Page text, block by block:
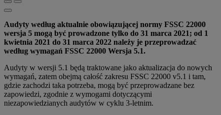
Audyty według aktualnie obowiązującej normy FSSC 22000
wersja 5 mogą być prowadzone tylko do 31 marca 2021; od 1
kwietnia 2021 do 31 marca 2022 należy je przeprowadzać
według wymagań FSSC 22000 Wersja 5.1.
Audyty w wersji 5.1 będą traktowane jako aktualizacja do nowych
wymagań, zatem obejmą całość zakresu FSSC 22000 v5.1 i tam,
gdzie zachodzi taka potrzeba, mogą być przeprowadzane bez
zapowiedzi, zgodnie z wymogami dotyczącymi
niezapowiedzianych audytów w cyklu 3-letnim.